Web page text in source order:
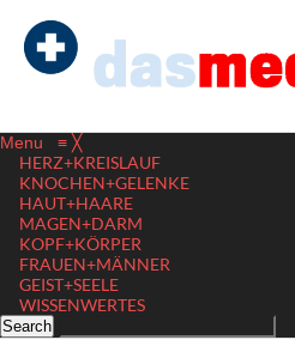
Menu ≡ ╳
HERZ+KREISLAUF
KNOCHEN+GELENKE
HAUT+HAARE
MAGEN+DARM
KOPF+KÖRPER
FRAUEN+MÄNNER
GEIST+SEELE
WISSENWERTES